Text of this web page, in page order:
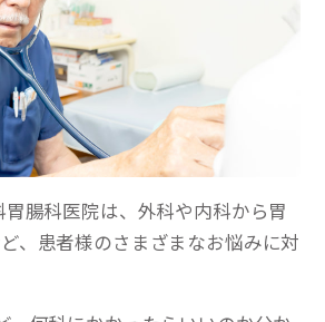
腸科医院は、外科や内科から胃
、患者様のさまざまなお悩みに対